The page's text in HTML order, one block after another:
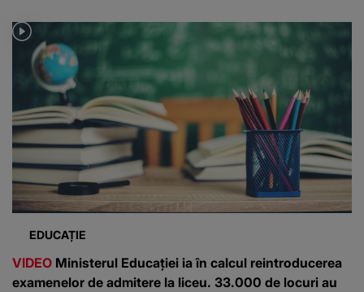
EDUCAȚIE
VIDEO Ministerul Educației ia în calcul reintroducerea
examenelor de admitere la liceu. 33.000 de locuri au